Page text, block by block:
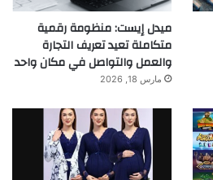
ميدل إيست: منظومة رقمية
متكاملة تعيد تعريف التجارة
والعمل والتواصل في مكان واحد
مارس 18, 2026